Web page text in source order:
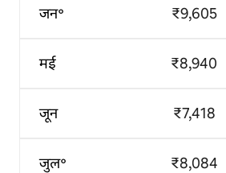
जन॰
मई
जून
जुल॰
₹9,605
₹8,940
₹7,418
₹8,084